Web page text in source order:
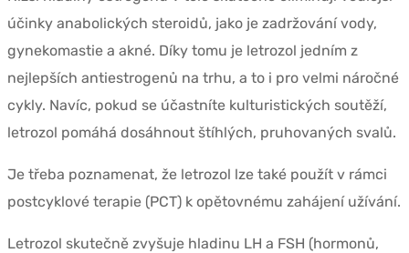
účinky anabolických steroidů, jako je zadržování vody,
gynekomastie a akné. Díky tomu je letrozol jedním z
nejlepších antiestrogenů na trhu, a to i pro velmi náročné
cykly. Navíc, pokud se účastníte kulturistických soutěží,
letrozol pomáhá dosáhnout štíhlých, pruhovaných svalů.
Je třeba poznamenat, že letrozol lze také použít v rámci
postcyklové terapie (PCT) k opětovnému zahájení užívání.
Letrozol skutečně zvyšuje hladinu LH a FSH (hormonů,